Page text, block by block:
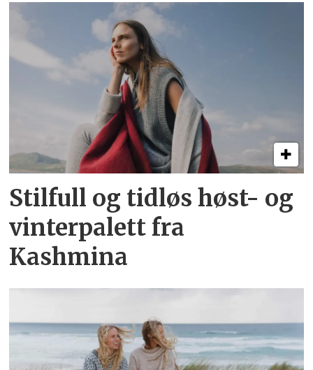
Stilfull og tidløs høst- og
vinterpalett fra
Kashmina